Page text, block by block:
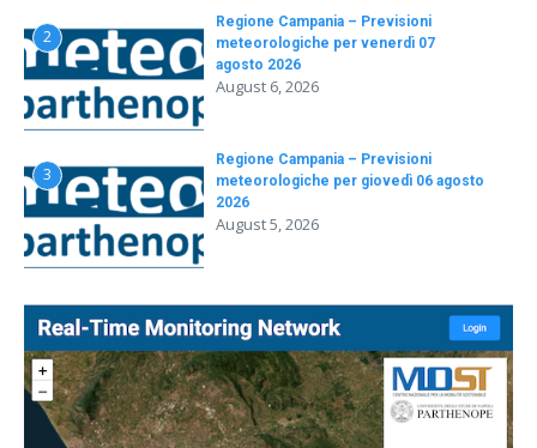
2
Regione Campania – Previsioni
meteorologiche per venerdì 07
agosto 2026
August 6, 2026
3
Regione Campania – Previsioni
meteorologiche per giovedì 06 agosto
2026
August 5, 2026